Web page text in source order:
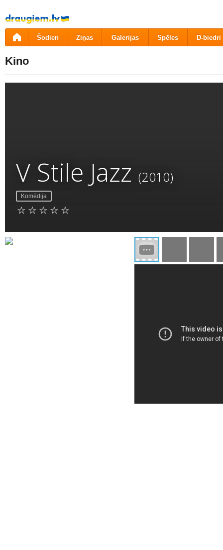
Pāriet
uz
saturu
Šodien Ziņas Galerijas Spēles D-biedri
Kino
V Stile Jazz (2010)
Komēdija